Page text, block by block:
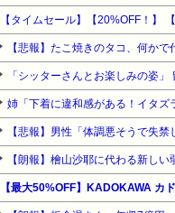
【悲報】たこ焼きのタコ、何か
「シッターさんとお楽しみの姿
【朗報】檜山沙耶に代わる新し